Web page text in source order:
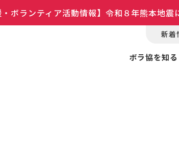
・ボランティア活動情報】令和８年熊本地
新着
ボラ協を知る